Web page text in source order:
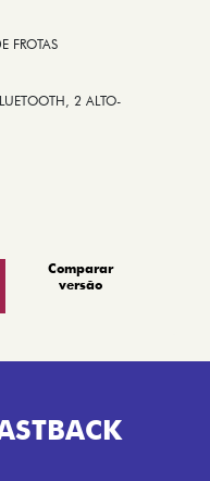
FROTAS
2 ALTO-
Comparar
versão